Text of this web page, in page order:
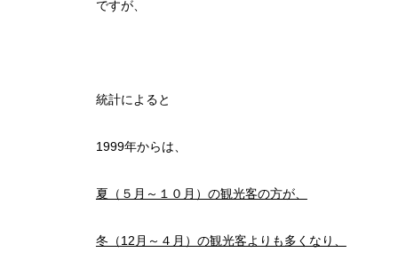
ですが、
統計によると
1999年からは、
夏（５月～１０月）の観光客の方が、
冬（12月～４月）の観光客よりも多くなり、